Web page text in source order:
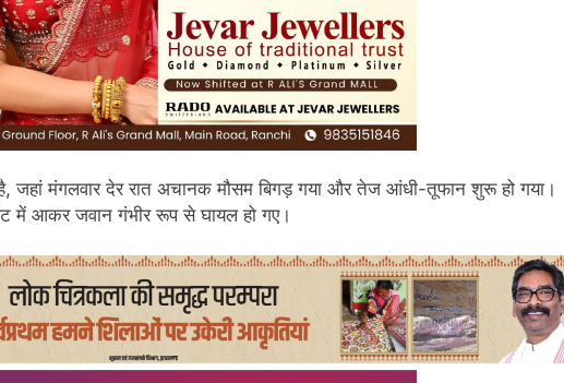
जहां मंगलवार देर रात अचानक मौसम बिगड़ गया और तेज आंधी-तूफान शुरू हो गया।
में आकर जवान गंभीर रूप से घायल हो गए।